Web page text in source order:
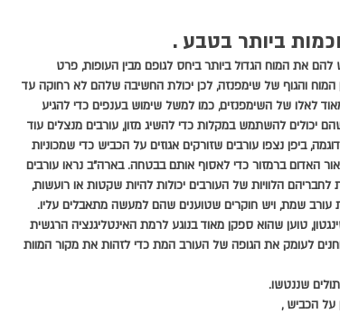
ביותר בטבע .
להם את המוח הגדול ביותר ביחס לגופם מבין העופות, פרט
המוח והגוף של שימפנזה, לכן יכולת החשיבה שלהם לא רחוקה עד
לאלו של השימפנזים, כמו למשל שימוש בענפים כדי להגיע
להשתמש במקלות כדי להשיג מזון, עורבים מנצלים עוד
ביפן נצפו עורבים שזורקים אגוזים על הכביש כדי שמכוניות
האדום ברמזור כדי לאסוף אותם בבטחה. בארה"ב נראו עורבים
לחבריהם הלוויות של העורבים יכולות להיות שקטות או רועשות,
עורב שמת, ויש חוקרים שטוענים שהם למעשה מתאבלים עליו.
טוען שהוא ספקן מאוד בנוגע לרמת האינטליגנציה הרגשית
לעומק את הגופה של העורב המת כדי לזהות את מקור המוות
שננטשו.
על הכביש ,